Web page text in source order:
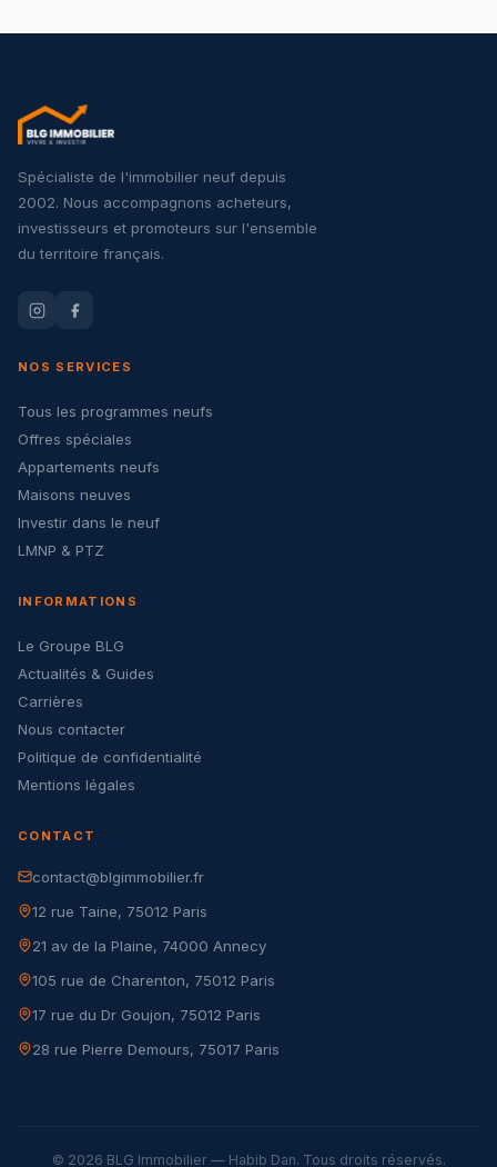
Spécialiste de l'immobilier neuf depuis
2002. Nous accompagnons acheteurs,
investisseurs et promoteurs sur l'ensemble
du territoire français.
NOS SERVICES
Tous les programmes neufs
Offres spéciales
Appartements neufs
Maisons neuves
Investir dans le neuf
LMNP & PTZ
INFORMATIONS
Le Groupe BLG
Actualités & Guides
Carrières
Nous contacter
Politique de confidentialité
Mentions légales
CONTACT
contact@blgimmobilier.fr
12 rue Taine, 75012 Paris
21 av de la Plaine, 74000 Annecy
105 rue de Charenton, 75012 Paris
17 rue du Dr Goujon, 75012 Paris
28 rue Pierre Demours, 75017 Paris
© 2026 BLG Immobilier — Habib Dan. Tous droits réservés.